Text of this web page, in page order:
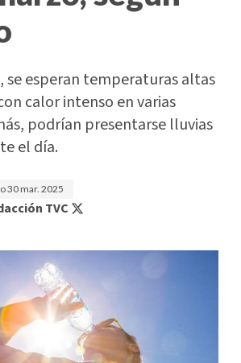
se esperan temperaturas altas
calor intenso en varias
podrían presentarse lluvias
el día.
30 mar. 2025
TVC